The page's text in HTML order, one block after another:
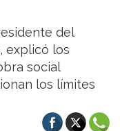
del
explicó los
social
los límites